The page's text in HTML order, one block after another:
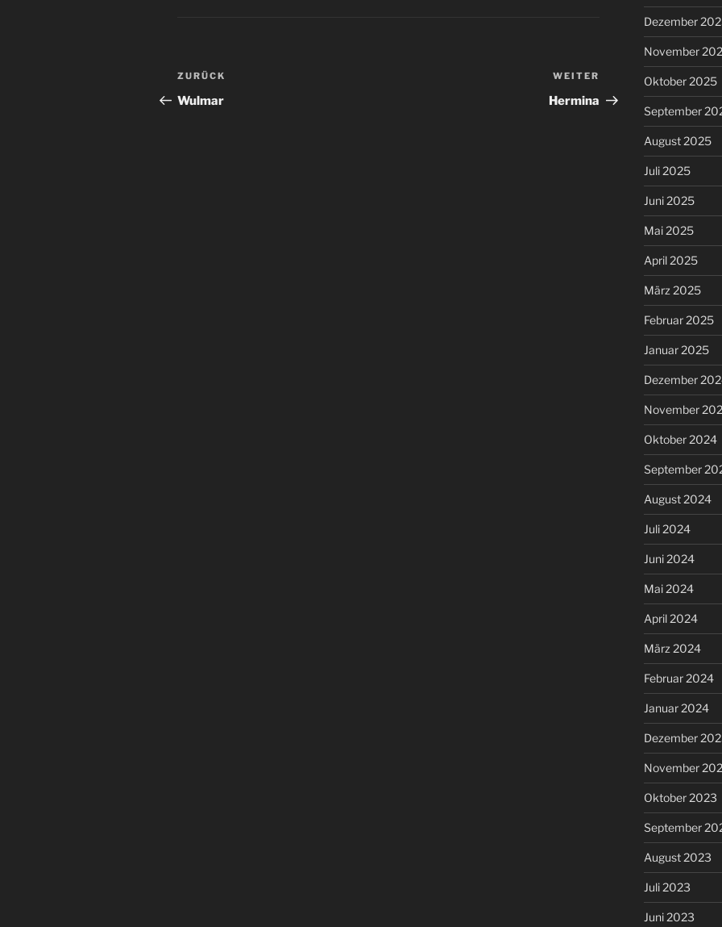
Beitragsnavigation
Vorheriger
Beitrag
ZURÜCK
Wulmar
Nächster
Beitrag
WEITER
Hermina
Dezember
November
Oktober 2025
September
August 2025
Juli 2025
Juni 2025
Mai 2025
April 2025
März 2025
Februar 2025
Januar 2025
Dezember
November
Oktober 2024
September
August 2024
Juli 2024
Juni 2024
Mai 2024
April 2024
März 2024
Februar 2024
Januar 2024
Dezember
November
Oktober 2023
September
August 2023
Juli 2023
Juni 2023